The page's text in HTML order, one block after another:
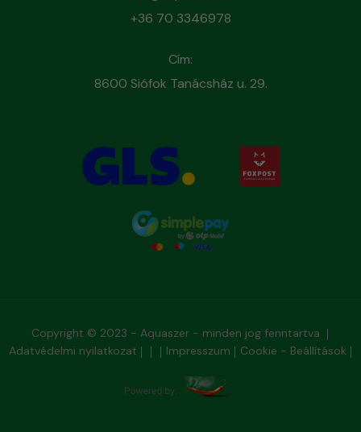
+36 70 3346978
Cím:
8600 Siófok Tanácsház u. 29.
Copyright © 2023 - Aquaszer - minden jog fenntartva
Adatvédelmi nyilatkozat
Impresszum Cookie - Beállítások